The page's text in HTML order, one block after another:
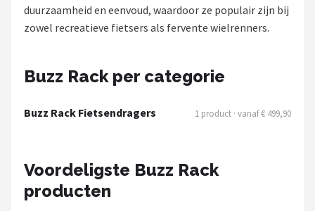
Shop
Basil
AXA
duurzaamheid en eenvoud, waardoor ze populair zijn bij
zowel recreatieve fietsers als fervente wielrenners.
Buzz Rack per categorie
Buzz Rack Fietsendragers 1 product · vanaf € 499,90
Voordeligste Buzz Rack
producten